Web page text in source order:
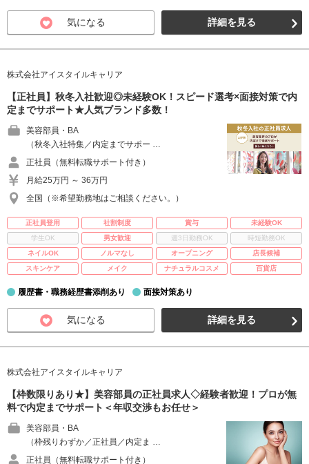
気になる 詳細を見る
株式会社アイスタイルキャリア
【正社員】秋冬入社歓迎◎未経験OK！スピード選考×面接対策で内
定までサポート★人気ブランド多数！
美容部員・BA
（秋冬入社特集／内定までサポー …
正社員（無料転職サポート付き）
月給25万円 ～ 36万円
全国（※希望勤務地はご相談ください。）
正社員登用 社割制度 賞与
未経験OK
学生OK
男女歓迎 週3日勤務OK
時短勤務OK
ネイルOK
ノルマなし オープニング
店長候補
スキンケア
メイク ナチュラルコスメ 百貨店
履歴書・職務経歴書添削あり 面接対策あり
気になる 詳細を見る
株式会社アイスタイルキャリア
【枠数限りあり★】美容部員の正社員求人◇経験者歓迎！プロが無
料で内定までサポート＜年収交渉もお任せ＞
美容部員・BA
（枠残りわずか／正社員／内定ま …
正社員（無料転職サポート付き）